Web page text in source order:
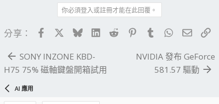
你必須登入或註冊才能在此回覆。
分享： FacebookBlueskyLinkedIn
Reddit PinterestTumblrWhatsApp
電子
SONY INZONE KBD-
H75 75% 磁軸鍵盤開箱試用
NVIDIA 發布 GeForce
581.57 驅動
AI 應用